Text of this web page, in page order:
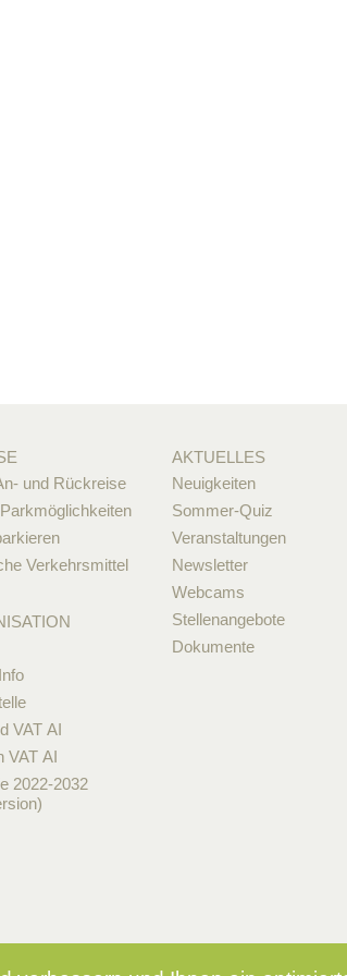
und Rückreise
Verkehrsmittel
VAT AI
VAT AI
2022-2032
AKTUELLES
Neuigkeiten
Sommer-Quiz
Veranstaltungen
Newsletter
Webcams
Stellenangebote
Dokumente